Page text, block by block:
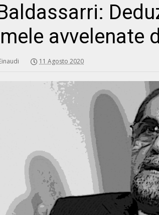
avvelenate
11 Agosto 2020